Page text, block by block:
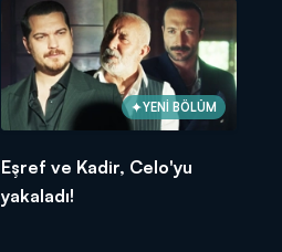
YENİ BÖLÜM
Eşref ve Kadir, Celo'yu
yakaladı!